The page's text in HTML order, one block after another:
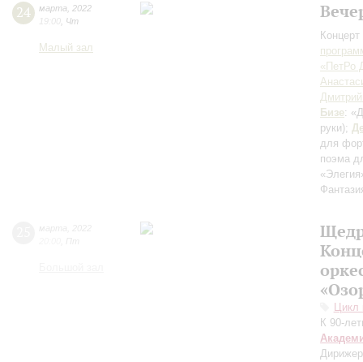
24 марта
2022
19:00 Чт
Малый зал
«ПетРо
Бизе:
руки);
для
поэма
Цикл
К 90-